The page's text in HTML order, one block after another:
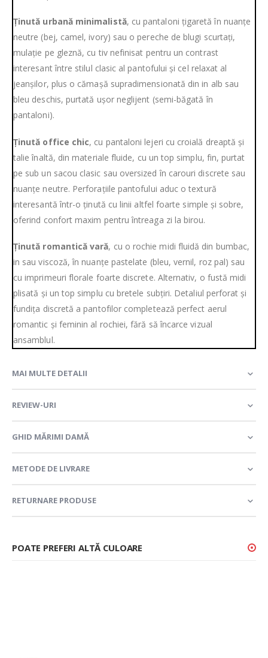
Ținută urbană minimalistă, cu pantaloni țigaretă în nuanțe
neutre (bej, camel, ivory) sau o pereche de blugi scurtați,
mulație pe gleznă, cu tiv nefinisat pentru un contrast
interesant între stilul clasic al pantofului și cel relaxat al
jeanșilor, plus o cămașă supradimensionată din in alb sau
bleu deschis, purtată ușor neglijent (semi-băgată în
pantaloni).
Ținută office chic, cu pantaloni lejeri cu croială dreaptă și
talie înaltă, din materiale fluide, cu un top simplu, fin, purtat
pe sub un sacou clasic sau oversized în carouri discrete sau
nuanțe neutre. Perforațiile pantofului aduc o textură
interesantă într-o ținută cu linii altfel foarte simple și sobre,
oferind confort maxim pentru întreaga zi la birou.
Ținută romantică vară, cu o rochie midi fluidă din bumbac,
in sau viscoză, în nuanțe pastelate (bleu, vernil, roz pal) sau
cu imprimeuri florale foarte discrete. Alternativ, o fustă midi
plisată și un top simplu cu bretele subțiri. Detaliul perforat și
fundița discretă a pantofilor completează perfect aerul
romantic și feminin al rochiei, fără să încarce vizual
ansamblul.
MAI MULTE DETALII
REVIEW-URI
GHID MĂRIMI DAMĂ
METODE DE LIVRARE
RETURNARE PRODUSE
POATE PREFERI ALTĂ CULOARE